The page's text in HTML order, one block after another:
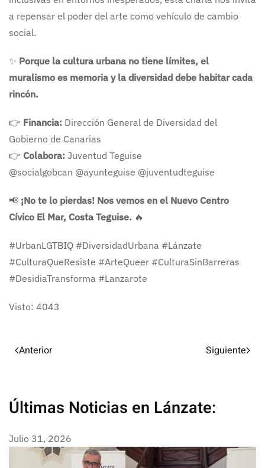
a repensar el poder del arte como vehículo de cambio
social.
✨ Porque la cultura urbana no tiene límites, el
muralismo es memoria y la diversidad debe habitar cada
rincón.
👉 Financia: Dirección General de Diversidad del
Gobierno de Canarias
👉 Colabora: Juventud Teguise
@socialgobcan @ayunteguise @juventudteguise
📢 ¡No te lo pierdas! Nos vemos en el Nuevo Centro
Cívico El Mar, Costa Teguise. 🔥
#UrbanLGTBIQ #DiversidadUrbana #Lánzate
#CulturaQueResiste #ArteQueer #CulturaSinBarreras
#DesidiaTransforma #Lanzarote
Visto: 4043
Anterior Siguiente
Últimas Noticias en Lánzate:
Julio 31, 2026